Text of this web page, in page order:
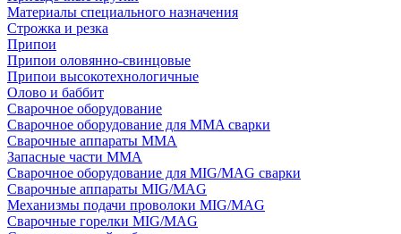
Материалы специального назначения
Строжка и резка
Припои
Припои оловянно-свинцовые
Припои высокотехнологичные
Олово и баббит
Сварочное оборудование
Сварочное оборудование для MMA сварки
Сварочные аппараты MMA
Запасные части MMA
Сварочное оборудование для MIG/MAG сварки
Сварочные аппараты MIG/MAG
Механизмы подачи проволоки MIG/MAG
Сварочные горелки MIG/MAG